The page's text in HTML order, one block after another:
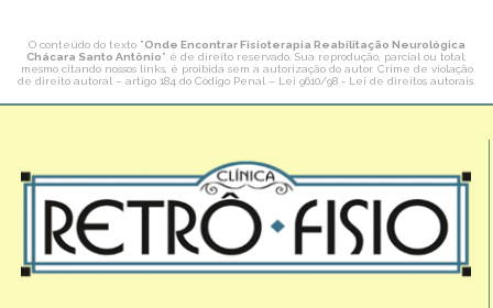
O conteúdo do texto "Onde Encontrar Fisioterapia Reabilitação Neurológica
Chácara Santo Antônio" é de direito reservado. Sua reprodução, parcial ou total,
mesmo citando nossos links, é proibida sem a autorização do autor. Crime de violação
de direito autoral – artigo 184 do Código Penal – Lei 9610/98 - Lei de direitos autorais